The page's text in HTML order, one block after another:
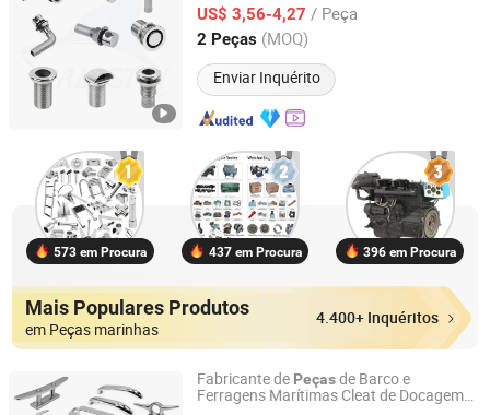
de Tanque Thru Hull em Aço Inoxidável
Alívio de Ar Gás Ventilação de Tanque de
Combustível
US$ 3,56-4,27 / Peça
2 Peças (MOQ)
Enviar Inquérito
Shandong, China Desde 2023
573 em Procura 437 em Procura 396 em Procura
Mais Populares Produtos
em Peças marinhas
4.400+ Inquéritos
Fabricante de Peçasde Barco e
Ferragens Marítimas Cleat de Docagem
Qingdao Alastin Outdoor Products Co., Ltd.